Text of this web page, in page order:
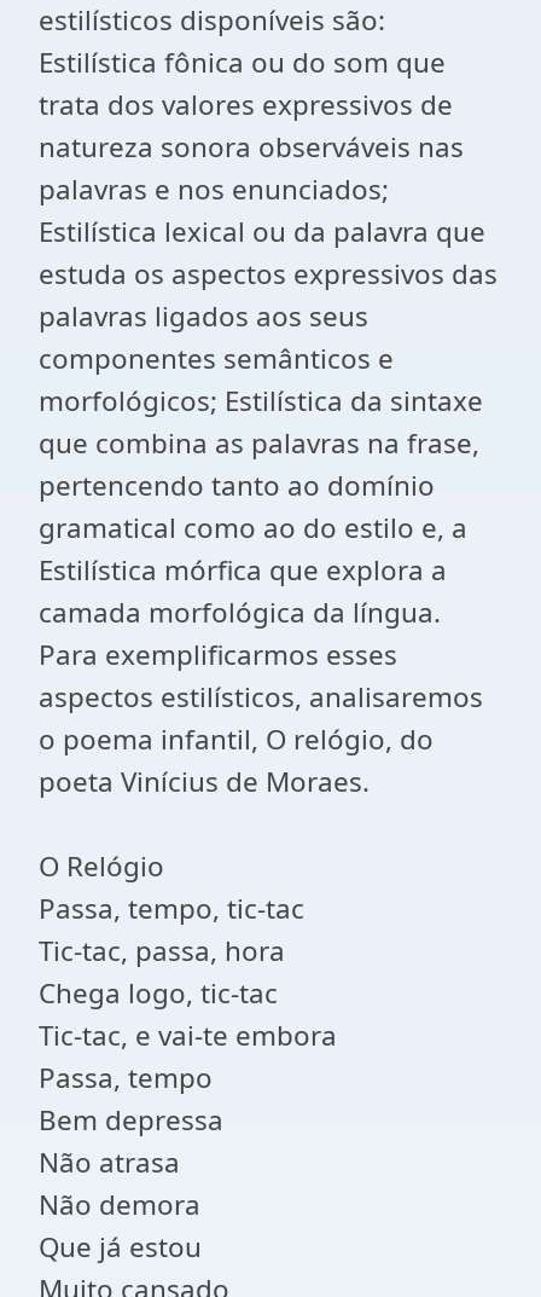
estilísticos disponíveis são:
Estilística fônica ou do som que
trata dos valores expressivos de
natureza sonora observáveis nas
palavras e nos enunciados;
Estilística lexical ou da palavra que
estuda os aspectos expressivos das
palavras ligados aos seus
componentes semânticos e
morfológicos; Estilística da sintaxe
que combina as palavras na frase,
pertencendo tanto ao domínio
gramatical como ao do estilo e, a
Estilística mórfica que explora a
camada morfológica da língua.
Para exemplificarmos esses
aspectos estilísticos, analisaremos
o poema infantil, O relógio, do
poeta Vinícius de Moraes.
O Relógio
Passa, tempo, tic-tac
Tic-tac, passa, hora
Chega logo, tic-tac
Tic-tac, e vai-te embora
Passa, tempo
Bem depressa
Não atrasa
Não demora
Que já estou
Muito cansado